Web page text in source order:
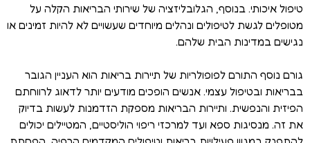
טיפול איכותי. בנוסף, הגלובליזציה של שירותי הבריאות הקלה על
מטופלים לגשת לטיפולים ונהלים מיוחדים שעשויים לא להיות זמינים או
נגישים במדינות הבית שלהם.
גורם נוסף התורם לפופולריות של תיירות בריאות הוא העניין הגובר
בבריאות ובטיפול עצמי. אנשים הופכים מודעים יותר לדאוג לרווחתם
הפיזית והנפשית. ותיירות הבריאות מספקת הזדמנות לעשות בדיוק
את זה. מנסיגות ספא ועד למרכזי ריפוי הוליסטיים, המטיילים יכולים